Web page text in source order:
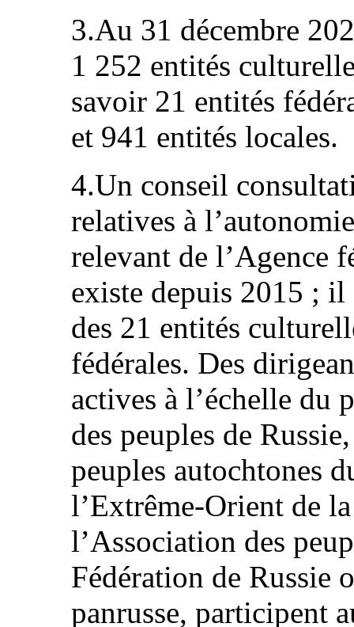
3.Au 31 décembre
1 252 entités
savoir 21 entités
et 941 entités locales.
4.Un conseil
relatives à
relevant de l’Agence
existe depuis 2015 ; il
des 21 entités
fédérales. Des
actives à l’échelle du
des peuples de
peuples autochtones
l’Extrême-Orient de
l’Association des
Fédération de Russie
panrusse, participent